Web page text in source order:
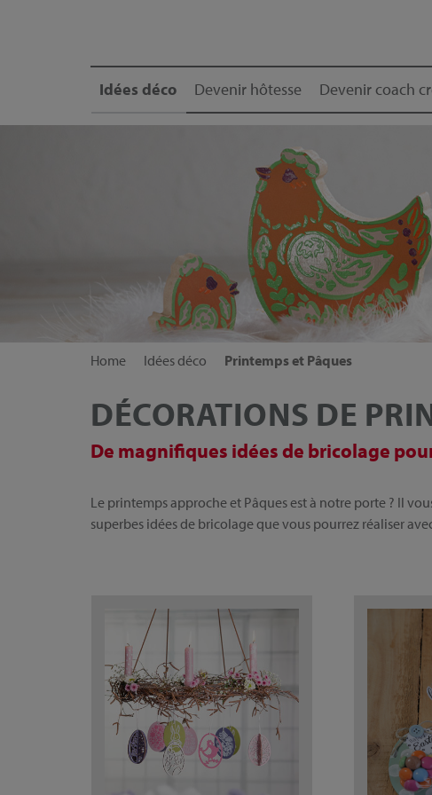
Idées déco Devenir hôtesse Devenir coach
Home Idées déco Printemps et Pâques
DÉCORATIONS DE
De magnifiques idées de bricolage
Le printemps approche et Pâques est à notre porte ? Il
superbes idées de bricolage que vous pourrez réaliser